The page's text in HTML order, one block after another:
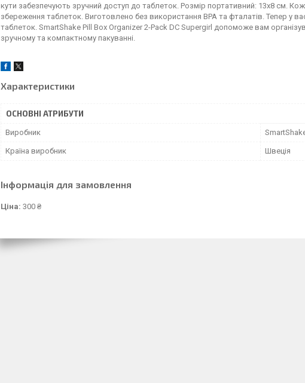
кути забезпечують зручний доступ до таблеток. Розмір портативний: 13x8 см.
збереження таблеток. Виготовлено без використання BPA та фталатів. Тепер у
таблеток. SmartShake Pill Box Organizer 2-Pack DC Supergirl допоможе вам
зручному та компактному пакуванні.
Характеристики
ОСНОВНІ АТРИБУТИ
Виробник
Країна виробник Швеція
Інформація для замовлення
Ціна: 300 ₴